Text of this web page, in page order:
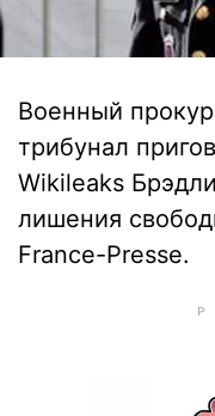
Военный
трибунал
Wikileaks
лишения
France-Presse.